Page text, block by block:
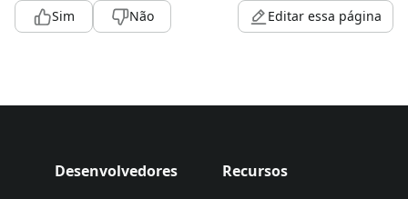
Sim Não Editar essa página
Desenvolvedores Recursos